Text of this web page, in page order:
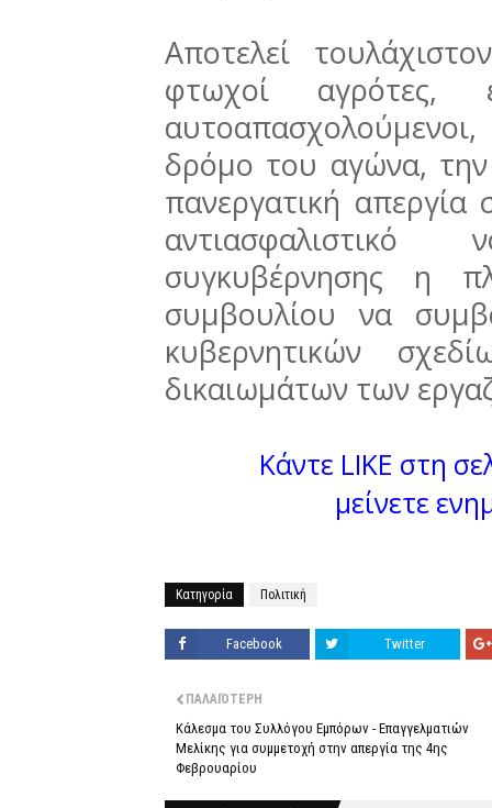
Αποτελεί
φτωχοί αγρότες,
δρόμο του αγώνα,
πανεργατική
αντιασφαλιστικό
συγκυβέρνησης η
συμβουλίου να
κυβερνητικών
δικαιωμάτων των
Κάντε LIKE στη
μείνετε
Κατηγορία Πολιτική
Facebook Twitter
ΠΑΛΑΙΌΤΕΡΗ
Κάλεσμα του Συλλόγου Εμπόρων - Επαγγελματιών
Μελίκης για συμμετοχή στην απεργία της 4ης
Φεβρουαρίου